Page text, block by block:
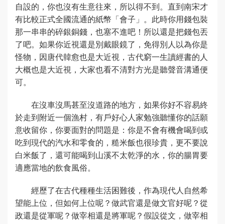
自設的，你也沒有生意往來，所以得不到。直到南宋才
有比較正式全國流通的紙幣「會子」。此時你用錢包裝
那一串串的碎銀銅錢，也塞不進吧！所以還是把錢包丟
了吧。如果你近視還是別戴眼鏡了，免得別人以為你是
怪物，因唐代韓愈也是大近視，古代窮一生讀經書的人
大概也是大近視，大家也看不清對方光是聽聲音溝通便
可。
在沒車沒馬甚至沒道路的地方，如果你好不容易終
於走到附近一個漁村，有戶好心人家勉強聽懂你的話願
意收留你，你要面對的問題是：你是不會有機會喝到或
吃到現代的汽水和零食的，糙米飯也很珍貴，更不要說
白米飯了，還可能喝到山溪不太乾淨的水，你的腸胃要
適應當地的飲食風俗。
經歷了在古代種種生活困難後，作為現代人自然希
望能上位，但如何上位呢？做武官還是做文官好呢？從
政還是從軍呢？做宰相還是將軍呢？假設從文，做宰相